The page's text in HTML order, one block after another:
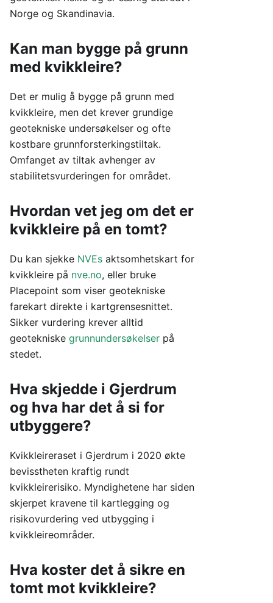
Norge og Skandinavia.
Kan man bygge på grunn
med kvikkleire?
Det er mulig å bygge på grunn med
kvikkleire, men det krever grundige
geotekniske undersøkelser og ofte
kostbare grunnforsterkingstiltak.
Omfanget av tiltak avhenger av
stabilitetsvurderingen for området.
Hvordan vet jeg om det er
kvikkleire på en tomt?
Du kan sjekke NVEs aktsomhetskart for
kvikkleire på nve.no, eller bruke
Placepoint som viser geotekniske
farekart direkte i kartgrensesnittet.
Sikker vurdering krever alltid
geotekniske grunnundersøkelser på
stedet.
Hva skjedde i Gjerdrum
og hva har det å si for
utbyggere?
Kvikkleireraset i Gjerdrum i 2020 økte
bevisstheten kraftig rundt
kvikkleirerisiko. Myndighetene har siden
skjerpet kravene til kartlegging og
risikovurdering ved utbygging i
kvikkleireområder.
Hva koster det å sikre en
tomt mot kvikkleire?